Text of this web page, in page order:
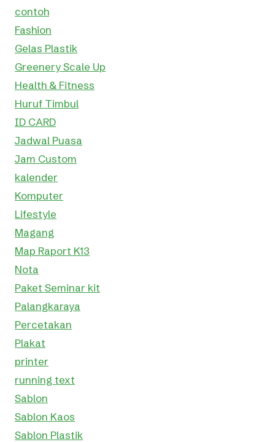
contoh
Fashion
Gelas Plastik
Greenery Scale Up
Health & Fitness
Huruf Timbul
ID CARD
Jadwal Puasa
Jam Custom
kalender
Komputer
Lifestyle
Magang
Map Raport K13
Nota
Paket Seminar kit
Palangkaraya
Percetakan
Plakat
printer
running text
Sablon
Sablon Kaos
Sablon Plastik